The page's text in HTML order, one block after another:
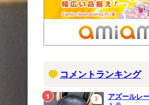
コメントランキング
アズールレ
3
1